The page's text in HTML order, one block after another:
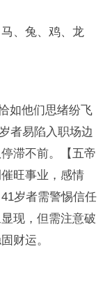
、兔、鸡、龙
如他们思绪纷飞
者易陷入职场边
滞不前。【五帝
旺事业，感情
岁者需警惕信任
现，但需注意破
财运。